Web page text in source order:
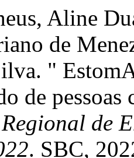
Aline
de
"
de
de
. SBC,